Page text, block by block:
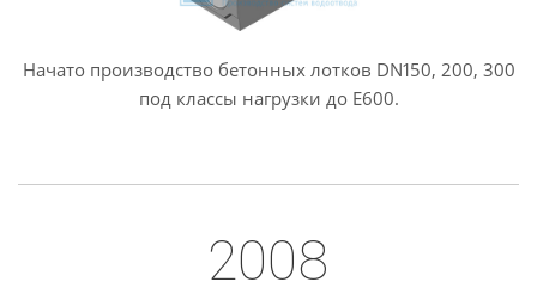
Начато производство бетонных лотков DN150, 200, 300
под классы нагрузки до Е600.
2008